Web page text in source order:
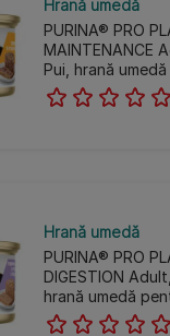
Hrană umedă
PURINA® PRO
MAINTENANCE
Pui, hrană
Hrană umedă
PURINA® PRO
DIGESTION
hrană umedă